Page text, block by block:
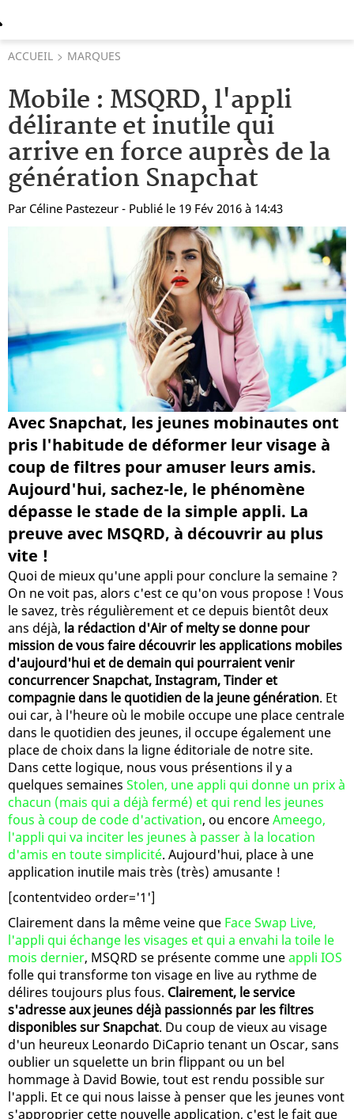
ACCUEIL MARQUES
Mobile : MSQRD, l'appli
délirante et inutile qui
arrive en force auprès de la
génération Snapchat
Par Céline Pastezeur - Publié le 19 Fév 2016 à 14:43
Avec Snapchat, les jeunes mobinautes ont
pris l'habitude de déformer leur visage à
coup de filtres pour amuser leurs amis.
Aujourd'hui, sachez-le, le phénomène
dépasse le stade de la simple appli. La
preuve avec MSQRD, à découvrir au plus
vite !
Quoi de mieux qu'une appli pour conclure la semaine ?
On ne voit pas, alors c'est ce qu'on vous propose ! Vous
le savez, très régulièrement et ce depuis bientôt deux
ans déjà, la rédaction d'Air of melty se donne pour
mission de vous faire découvrir les applications mobiles
d'aujourd'hui et de demain qui pourraient venir
concurrencer Snapchat, Instagram, Tinder et
compagnie dans le quotidien de la jeune génération. Et
oui car, à l'heure où le mobile occupe une place centrale
dans le quotidien des jeunes, il occupe également une
place de choix dans la ligne éditoriale de notre site.
Dans cette logique, nous vous présentions il y a
quelques semaines Stolen, une appli qui donne un prix à
chacun (mais qui a déjà fermé) et qui rend les jeunes
fous à coup de code d'activation, ou encoreAmeego,
l'appli qui va inciter les jeunes à passer à la location
d'amis en toute simplicité. Aujourd'hui, place à une
application inutile mais très (très) amusante !
[contentvideo order='1']
Clairement dans la même veine que Face Swap Live,
l'appli qui échange les visages et qui a envahi la toile le
mois dernier, MSQRD se présente comme uneappli IOS
folle qui transforme ton visage en live au rythme de
délires toujours plus fous. Clairement, le service
s'adresse aux jeunes déjà passionnés par les filtres
disponibles sur Snapchat. Du coup de vieux au visage
d'un heureux Leonardo DiCaprio tenant un Oscar, sans
oublier un squelette un brin flippant ou un bel
hommage à David Bowie, tout est rendu possible sur
l'appli. Et ce qui nous laisse à penser que les jeunes vont
s'approprier cette nouvelle application, c'est le fait que